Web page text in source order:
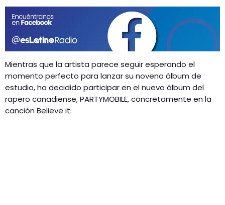
MÚSICA
ENTRETENIMIENTO
RADIO SPLENDID
CONTACTO
Mientras que la artista parece seguir esperando el
momento perfecto para lanzar su noveno álbum de
estudio, ha decidido participar en el nuevo álbum del
rapero canadiense, PARTYMOBILE, concretamente en la
canción Believe it.